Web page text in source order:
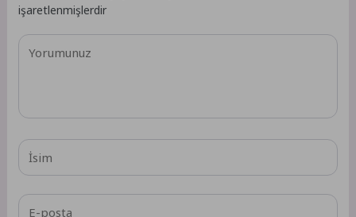
işaretlenmişlerdir